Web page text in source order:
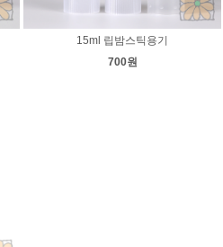
15ml 립밤스틱용기
700원